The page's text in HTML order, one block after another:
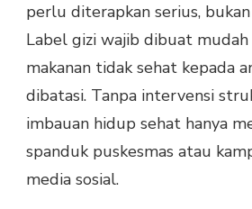
perlu diterapkan serius, bukan
Label gizi wajib dibuat mudah
makanan tidak sehat kepada
dibatasi. Tanpa intervensi
imbauan hidup sehat hanya
spanduk puskesmas atau
media sosial.